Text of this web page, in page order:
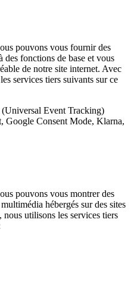
pouvons vous fournir des
fonctions de base et vous
de notre site internet. Avec
services tiers suivants sur ce
Event Tracking)
Google Consent Mode, Klarna,
pouvons vous montrer des
hébergés sur des sites
utilisons les services tiers